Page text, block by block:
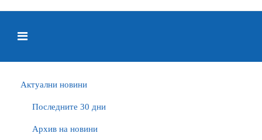
Актуални новини
Последните 30 дни
Архив на новини